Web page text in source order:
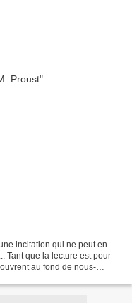
incitation qui ne peut en
Tant que la lecture est pour
au fond de nous-